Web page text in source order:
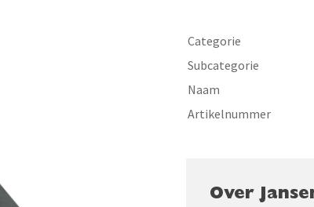
Categorie
Subcategorie
Naam
Artikelnummer
Over